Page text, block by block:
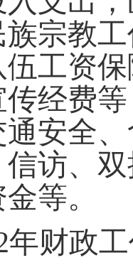
宗教
伍工资
经费
安全
访、
等。
年财政